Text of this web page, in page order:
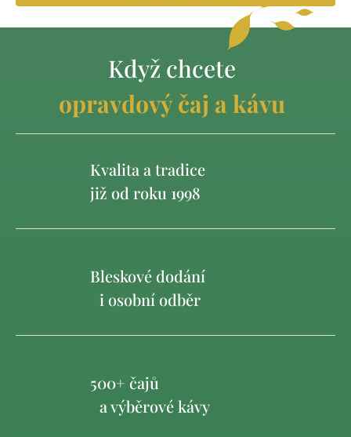
Když chcete
opravdový čaj a kávu
Kvalita a tradice
již od roku 1998
Bleskové dodání
i osobní odběr
500+ čajů
a výběrové kávy